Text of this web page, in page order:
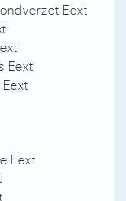
Eext
Eext
Eext